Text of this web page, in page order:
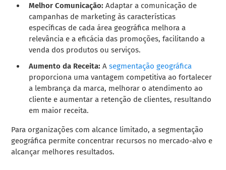
Melhor Comunicação: Adaptar a comunicação de
campanhas de marketing às características
específicas de cada área geográfica melhora a
relevância e a eficácia das promoções, facilitando a
venda dos produtos ou serviços.
Aumento da Receita: Asegmentação geográfica
proporciona uma vantagem competitiva ao fortalecer
a lembrança da marca, melhorar o atendimento ao
cliente e aumentar a retenção de clientes, resultando
em maior receita.
Para organizações com alcance limitado, a segmentação
geográfica permite concentrar recursos no mercado-alvo e
alcançar melhores resultados.